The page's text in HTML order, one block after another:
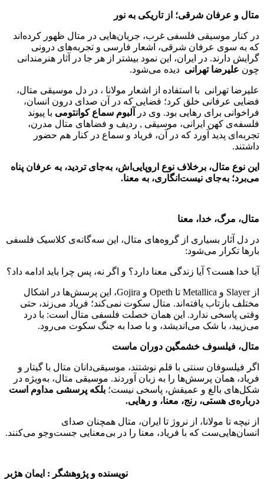
متال و عرفان شرقی؛ از تاریکی به نور
در کنار موسیقی فلسفی غرب، جریان‌هایی در متال ظهور کرده‌اند
که به سوی عرفان شرقی، اشعار فارسی و تجربه‌های درونی
گرایش دارند. در ایران، این نمود بیشتر از هر جا در آثار هنرمندانی
چون علیرضا تهرانی دیده می‌شود.
علیرضا تهرانی با استفاده از اشعار مولانا ، در دل موسیقی ‌متال،
فضایی عرفانی خلق کرد؛ فضایی که در آن صدای درون انسان،
فراخوانی برای رهایی بود. وی در
آلبوم سماع کوانتومی با پیوند
فلسفه‌ی کهن ایرانی، موسیقی , ردیف و فضاهای متال مدرن،
تجربه‌ای پدید آورد که در آن، فریاد و سماع در کنار هم حضور
داشتند.
این نوع متال، برخلاف نوع اروپایی‌اش، به‌جای تردید، به عرفان پناه
می‌برد؛ به‌جای نیست‌انگاری، به معنا.
متال، مرگ، خدا، معنا
در دل آثار بسیاری از گروه‌های متال، این سه‌گانه‌ی کلاسیک فلسفی
بارها تکرار می‌شود:
آیا خدا هست؟ آیا زندگی معنا دارد؟ و اگر نه، پس چرا باید ادامه داد؟
از Slayer و Metallica تا Opeth و Gojira، این پرسش‌ها در اشکال
مختلف بازتاب یافته‌اند. متال سکوت نمی‌کند؛ فریاد می‌زند، حتی
وقتی پاسخی ندارد. این همان خصلت فلسفی متال است: با درد
می‌زیید، با شک می‌اندیشد، و با صدا به جنگ سکوت می‌رود.
متال، فیلسوف خشمگین دوران ماست
اگر فیلسوفان سنتی با قلم نوشتند، موسیقی‌دانان متال با گیتار و
فریاد، همان پرسش‌ها را به زبان آوردند. موسیقی متال، به‌ویژه در
شکل‌های بالغ و عمیقش، پاسخی نیست؛ بلکه پرسشی مداوم است
درباره‌ی هستی، رنج، معنا، و رهایی.
از نیچه تا مولانا، از نروژ تا ایران، متال همچنان صدای
انسان‌هایی‌ست که با فریاد، معنا را در بی‌معنایی جست‌وجو می‌کنند.
نویسنده و پژوهشگر : ایمان هژبر